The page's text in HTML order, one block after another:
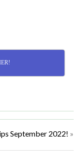
September 2022! »